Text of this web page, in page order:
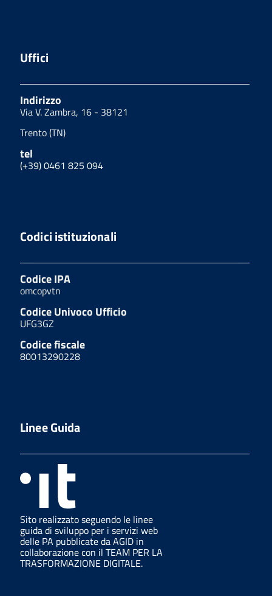
Uffici
Indirizzo
Via V. Zambra, 16 - 38121
Trento (TN)
tel
(+39) 0461 825 094
Codici istituzionali
Codice IPA
omcopvtn
Codice Univoco Ufficio
UFG3GZ
Codice fiscale
80013290228
Linee Guida
Sito realizzato seguendo le linee
guida di sviluppo per i servizi web
delle PA pubblicate da AGID in
collaborazione con il TEAM PER LA
TRASFORMAZIONE DIGITALE.